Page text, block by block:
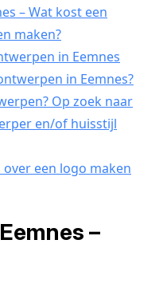
– Wat kost een
maken?
in Eemnes
in Eemnes?
Op zoek naar
en/of huisstijl
een logo maken
–